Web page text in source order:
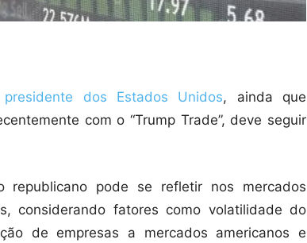
dos Estados Unidos, ainda que
com o “Trump Trade”, deve seguir
pode se refletir nos mercados
considerando fatores como volatilidade do
de empresas a mercados americanos e